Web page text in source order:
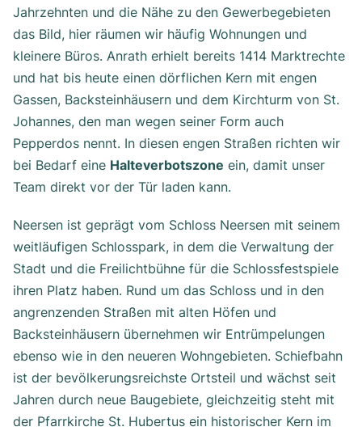
Jahrzehnten und die Nähe zu den Gewerbegebieten
das Bild, hier räumen wir häufig Wohnungen und
kleinere Büros. Anrath erhielt bereits 1414 Marktrechte
und hat bis heute einen dörflichen Kern mit engen
Gassen, Backsteinhäusern und dem Kirchturm von St.
Johannes, den man wegen seiner Form auch
Pepperdos nennt. In diesen engen Straßen richten wir
bei Bedarf eine Halteverbotszone ein, damit unser
Team direkt vor der Tür laden kann.
Neersen ist geprägt vom Schloss Neersen mit seinem
weitläufigen Schlosspark, in dem die Verwaltung der
Stadt und die Freilichtbühne für die Schlossfestspiele
ihren Platz haben. Rund um das Schloss und in den
angrenzenden Straßen mit alten Höfen und
Backsteinhäusern übernehmen wir Entrümpelungen
ebenso wie in den neueren Wohngebieten. Schiefbahn
ist der bevölkerungsreichste Ortsteil und wächst seit
Jahren durch neue Baugebiete, gleichzeitig steht mit
der Pfarrkirche St. Hubertus ein historischer Kern im